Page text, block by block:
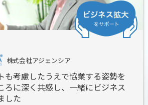
ビジネス拡大を
サポート
株式会社アジェンシア
も考慮したうえで協業する姿勢を
ろに深く共感し、一緒にビジネス
した